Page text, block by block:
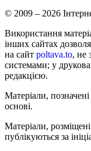
© 2009 – 2026
Використання
інших сайтах
на сайт poltava.to, не
системами; у
редакцією.
Матеріали,
основі.
Матеріали,
публікуються за